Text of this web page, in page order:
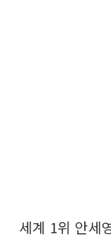
세계 1위 안세